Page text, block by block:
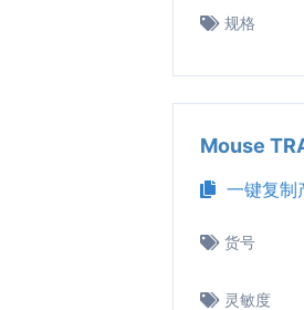
规格
Mouse
一键复制
货号
灵敏度